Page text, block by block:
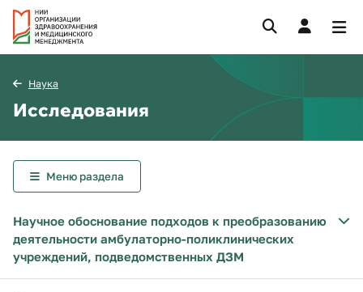
Наука
Исследования
Меню раздела
Научное обоснование подходов к преобразованию
деятельности амбулаторно-поликлинических
учреждений, подведомственных ДЗМ